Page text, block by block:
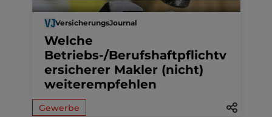
VersicherungsJournal
Welche
Betriebs-/Berufshaftpflichtv
ersicherer Makler (nicht)
weiterempfehlen
Gewerbe